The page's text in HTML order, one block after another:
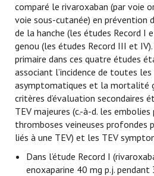
comparé le rivaroxaban (par voie
voie sous-cutanée) en prévention
de la hanche (les études Record I
genou (les études Record III et
primaire dans ces quatre études
associant l’incidence de toutes
asymptomatiques et la mortalité
critères d’évaluation secondaires
TEV majeures (c.-à-d. les
thromboses veineuses profondes
liés à une TEV) et les TEV
Dans l’étude Record I
enoxaparine 40 mg p.j.